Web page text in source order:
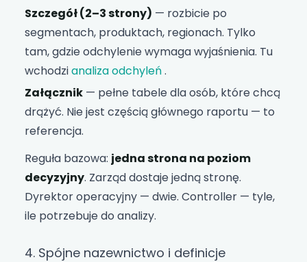
Szczegół (2–3 strony) — rozbicie po
segmentach, produktach, regionach. Tylko
tam, gdzie odchylenie wymaga wyjaśnienia. Tu
wchodzianaliza odchyleń.
Załącznik — pełne tabele dla osób, które chcą
drążyć. Nie jest częścią głównego raportu — to
referencja.
Reguła bazowa: jedna strona na poziom
decyzyjny. Zarząd dostaje jedną stronę.
Dyrektor operacyjny — dwie. Controller — tyle,
ile potrzebuje do analizy.
4. Spójne nazewnictwo i definicje